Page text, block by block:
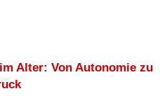
Alter: Von Autonomie zu